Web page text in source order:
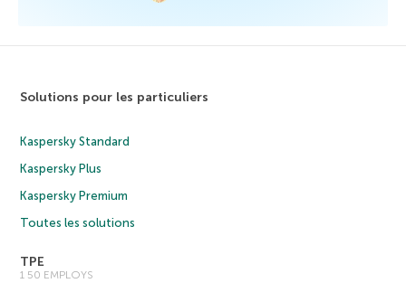
Solutions pour les particuliers
Kaspersky Standard
Kaspersky Plus
Kaspersky Premium
Toutes les solutions
TPE
1 50 EMPLOYS